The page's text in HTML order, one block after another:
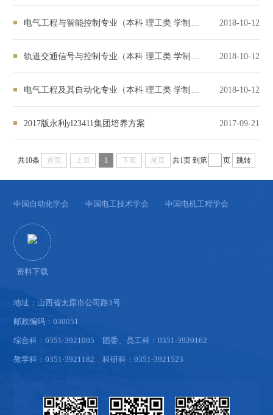
电气工程与智能控制专业（本科 理工类 学制四年） 2018-10-12
轨道交通信号与控制专业（本科 理工类 学制四年） 2018-10-12
电气工程及其自动化专业（本科 理工类 学制四年） 2018-10-12
2017版永利yl23411集团培养方案 2017-09-21
共10条 首页 上页 1 下页 尾页 共1页 到第 页 跳转
中国自动化学会 中国电工技术学会 中国电机工程学会
资料下载
地址：山西省太原市公司路3号
邮政编码：030051
综合科：0351-3921005 团委、员工科：0351-3920162
教学科：0351-3921182 科研科：0351-3921523